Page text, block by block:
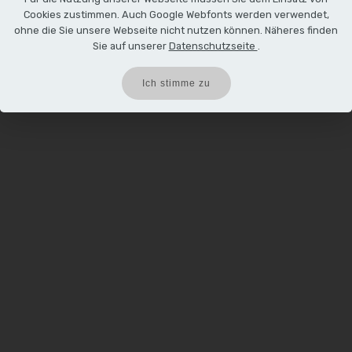
Cookies zustimmen. Auch Google Webfonts werden verwendet,
ohne die Sie unsere Webseite nicht nutzen können. Näheres finden
Sie auf unserer Datenschutzseite .
Ich stimme zu